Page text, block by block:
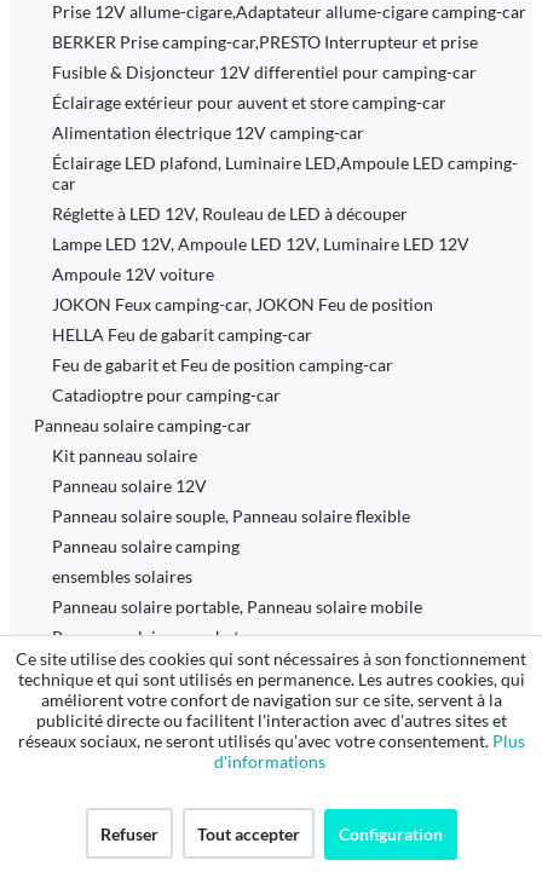
Prise 12V allume-cigare,Adaptateur allume-cigare camping-car
BERKER Prise camping-car,PRESTO Interrupteur et prise
Fusible & Disjoncteur 12V differentiel pour camping-car
Éclairage extérieur pour auvent et store camping-car
Alimentation électrique 12V camping-car
Éclairage LED plafond, Luminaire LED,Ampoule LED camping-
car
Réglette à LED 12V, Rouleau de LED à découper
Lampe LED 12V, Ampoule LED 12V, Luminaire LED 12V
Ampoule 12V voiture
JOKON Feux camping-car, JOKON Feu de position
HELLA Feu de gabarit camping-car
Feu de gabarit et Feu de position camping-car
Catadioptre pour camping-car
Panneau solaire camping-car
Kit panneau solaire
Panneau solaire 12V
Panneau solaire souple, Panneau solaire flexible
Panneau solaire camping
ensembles solaires
Panneau solaire portable, Panneau solaire mobile
Panneau solaire pour bateau
Panneau solaire pour jardin
Régulateur solaire 12V, Régulateur solaire MPPT
Batterie solaire 12V
Afficheur solaire 12V, Écran solaire 12V
Fixation panneau solaire camping-car
Passe-toit pour panneau solaire
Ce site utilise des cookies qui sont nécessaires à son fonctionnement
technique et qui sont utilisés en permanence. Les autres cookies, qui
améliorent votre confort de navigation sur ce site, servent à la
publicité directe ou facilitent l'interaction avec d'autres sites et
réseaux sociaux, ne seront utilisés qu'avec votre consentement. Plus
d'informations
Refuser Tout accepter Configuration